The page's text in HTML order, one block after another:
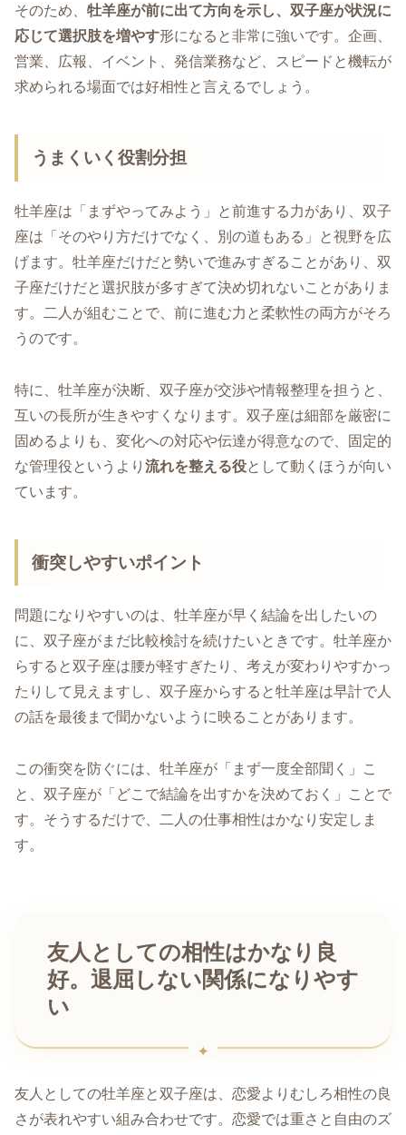
そのため、 牡羊座が前に出て方向を示し、双子座が状況に
応じて選択肢を増やす形になると非常に強いです。企画、
営業、広報、イベント、発信業務など、スピードと機転が
求められる場面では好相性と言えるでしょう。
うまくいく役割分担
牡羊座は「まずやってみよう」と前進する力があり、双子
座は「そのやり方だけでなく、別の道もある」と視野を広
げます。牡羊座だけだと勢いで進みすぎることがあり、双
子座だけだと選択肢が多すぎて決め切れないことがありま
す。二人が組むことで、前に進む力と柔軟性の両方がそろ
うのです。
特に、牡羊座が決断、双子座が交渉や情報整理を担うと、
互いの長所が生きやすくなります。双子座は細部を厳密に
固めるよりも、変化への対応や伝達が得意なので、固定的
な管理役というより 流れを整える役として動くほうが向い
ています。
衝突しやすいポイント
問題になりやすいのは、牡羊座が早く結論を出したいの
に、双子座がまだ比較検討を続けたいときです。牡羊座か
らすると双子座は腰が軽すぎたり、考えが変わりやすかっ
たりして見えますし、双子座からすると牡羊座は早計で人
の話を最後まで聞かないように映ることがあります。
この衝突を防ぐには、牡羊座が「まず一度全部聞く」こ
と、双子座が「どこで結論を出すかを決めておく」ことで
す。そうするだけで、二人の仕事相性はかなり安定しま
す。
友人としての相性はかなり良
好。退屈しない関係になりやす
い
友人としての牡羊座と双子座は、恋愛よりむしろ相性の良
さが表れやすい組み合わせです。恋愛では重さと自由のズ